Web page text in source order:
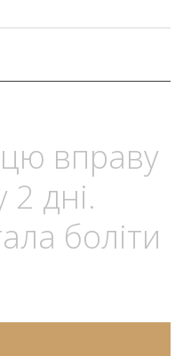
вправу
2 дні.
боліти